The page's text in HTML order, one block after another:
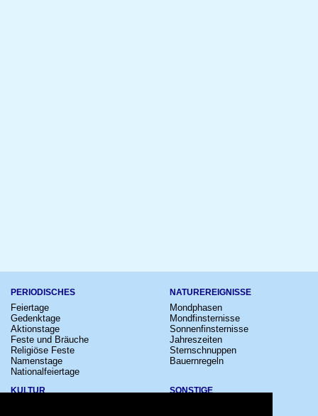
PERIODISCHES
Feiertage
Gedenktage
Aktionstage
Feste und Bräuche
Religiöse Feste
Namenstage
Nationalfeiertage
NATUREREIGNISSE
Mondphasen
Mondfinsternisse
Sonnenfinsternisse
Jahreszeiten
Sternschnuppen
Bauernregeln
KULTUR SONSTIGE